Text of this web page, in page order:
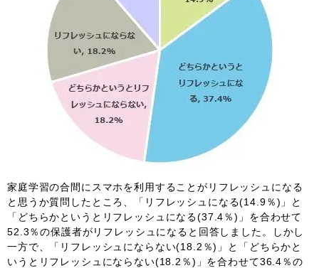
家庭学習の合間にスマホを利用することがリフレッシュになる
と思うか質問したところ、「リフレッシュになる(14.9％)」と
「どちらかというとリフレッシュになる(37.4％)」を合わせて
52.3％の保護者がリフレッシュになると回答しました。しかし
一方で、「リフレッシュにならない(18.2％)」と「どちらかと
いうとリフレッシュにならない(18.2％)」を合わせて36.4％の